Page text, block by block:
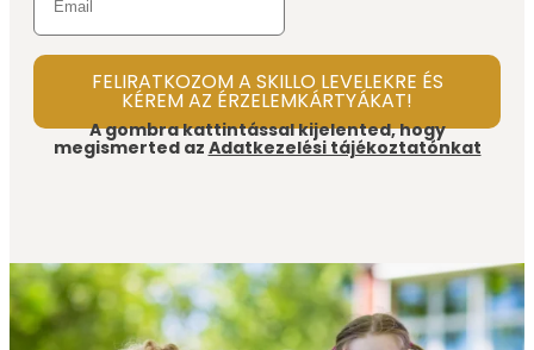
FELIRATKOZOM A SKILLO LEVELEKRE ÉS
KÉREM AZ ÉRZELEMKÁRTYÁKAT!
A gombra kattintással kijelented, hogy
megismerted az Adatkezelési tájékoztatónkat